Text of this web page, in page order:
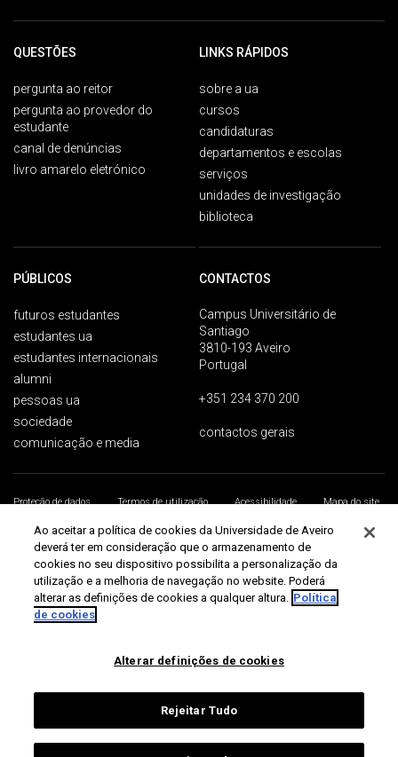
QUESTÕES
pergunta ao reitor
pergunta ao provedor do
estudante
canal de denúncias
livro amarelo eletrónico
LINKS RÁPIDOS
sobre a ua
cursos
candidaturas
departamentos e escolas
serviços
unidades de investigação
biblioteca
PÚBLICOS
futuros estudantes
estudantes ua
estudantes internacionais
alumni
pessoas ua
sociedade
comunicação e media
CONTACTOS
Campus Universitário de
Santiago
3810-193 Aveiro
Portugal
+351 234 370 200
contactos gerais
Proteção de dados Termos de utilização Acessibilidade
Mapa do site
Universidade de Aveiro 2026
Ao aceitar a política de cookies da Universidade de Aveiro
deverá ter em consideração que o armazenamento de
cookies no seu dispositivo possibilita a personalização da
utilização e a melhoria de navegação no website. Poderá
alterar as definições de cookies a qualquer altura. Política
de cookies
Alterar definições de cookies
Rejeitar Tudo